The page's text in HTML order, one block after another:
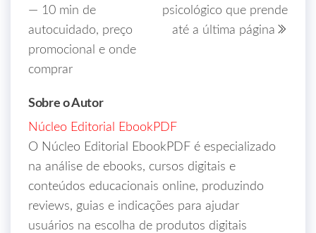
— 10 min de
autocuidado, preço
promocional e onde
comprar
psicológico que prende
até a última página
Sobre o Autor
Núcleo Editorial EbookPDF
O Núcleo Editorial EbookPDF é especializado
na análise de ebooks, cursos digitais e
conteúdos educacionais online, produzindo
reviews, guias e indicações para ajudar
usuários na escolha de produtos digitais